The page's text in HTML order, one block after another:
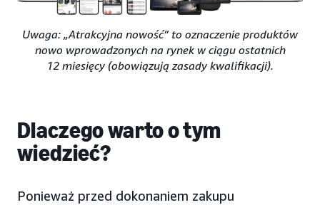
Uwaga: „Atrakcyjna nowość” to oznaczenie produktów
nowo wprowadzonych na rynek w ciągu ostatnich
12 miesięcy (obowiązują zasady kwalifikacji).
Dlaczego warto o tym
wiedzieć?
Ponieważ przed dokonaniem zakupu